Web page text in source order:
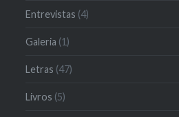
Entrevistas (4)
Galeria (1)
Letras (47)
Livros (5)